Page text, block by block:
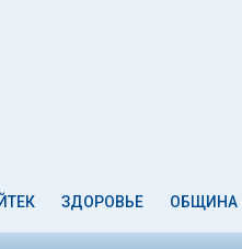
ЗДОРОВЬЕ ОБЩИНА